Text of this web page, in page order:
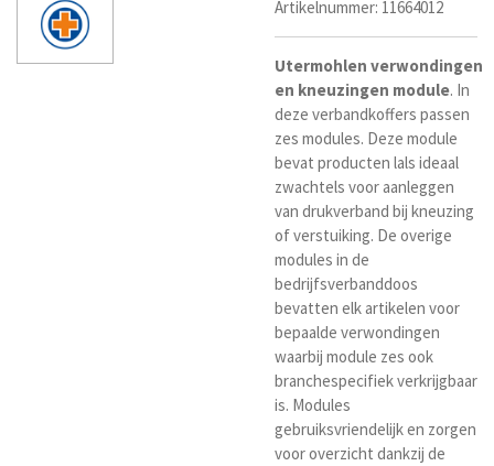
Artikelnummer: 11664012
Utermohlen verwondingen
en kneuzingen module. In
deze verbandkoffers passen
zes modules. Deze module
bevat producten lals ideaal
zwachtels voor aanleggen
van drukverband bij kneuzing
of verstuiking. De overige
modules in de
bedrijfsverbanddoos
bevatten elk artikelen voor
bepaalde verwondingen
waarbij module zes ook
branchespecifiek verkrijgbaar
is. Modules
gebruiksvriendelijk en zorgen
voor overzicht dankzij de